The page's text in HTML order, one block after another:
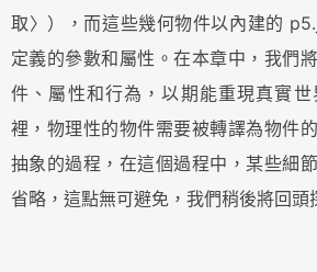
取〉），而這些幾何物件以內建的
定義的參數和屬性。在本章中，我們
件、屬性和行為，以期能重現真實
裡，物理性的物件需要被轉譯為物件
抽象的過程，在這個過程中，某些細
省略，這點無可避免，我們稍後將回頭